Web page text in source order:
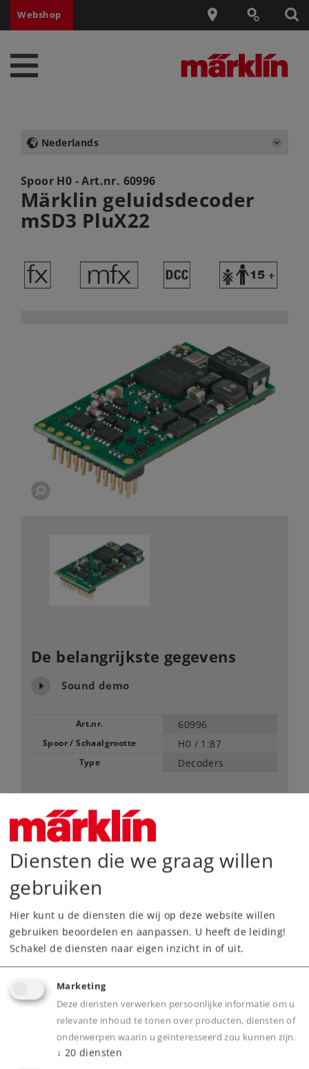
Webshop
Nederlands
Spoor H0 - Art.nr. 60996
Märklin geluidsdecoder
mSD3 PluX22
d e § Y
De belangrijkste gegevens
Sound demo
Art.nr. 60996
Spoor / Schaalgrootte H0 / 1:87
Type Decoders
99,99 € Adviesprijs
Leverbaar vanaf fabriek.
Webwinkel
Dealer zoeken
Downloads
Diensten die we graag willen
gebruiken
Hier kunt u de diensten die wij op deze website willen
gebruiken beoordelen en aanpassen. U heeft de leiding!
Schakel de diensten naar eigen inzicht in of uit.
Marketing
Deze diensten verwerken persoonlijke informatie om u
relevante inhoud te tonen over producten, diensten of
onderwerpen waarin u geïnteresseerd zou kunnen zijn.
↓ 20 diensten